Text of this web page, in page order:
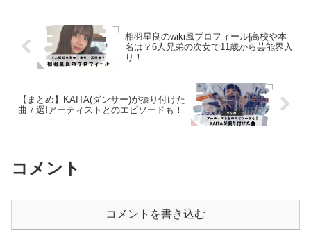
相羽星良のwiki風プロフィール|高校や本
名は？6人兄弟の次女で11歳から芸能界入
り！
【まとめ】KAITA(ダンサー)が振り付けた
曲７選!アーティストとのエピソードも！
コメント
コメントを書き込む